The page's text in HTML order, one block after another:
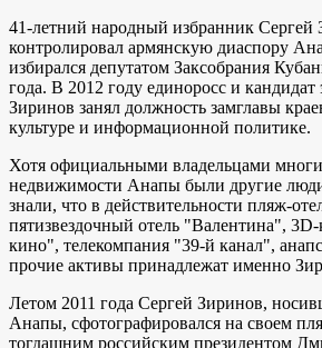
41-летний народный избранник Сергей
контролировал армянскую диаспору
избирался депутатом Заксобрания
года. В 2012 году единоросс и
Зиринов занял должность замглавы
культуре и информационной политике.
Хотя официальными владельцами
недвижимости Анапы были другие
знали, что в действительности пляж-
пятизвездочный отель "Валентина",
кино", телекомпания "39-й канал",
прочие активы принадлежат именно
Летом 2011 года Сергей Зиринов,
Анапы, сфотографировался на своем
тогдашним российским президентом